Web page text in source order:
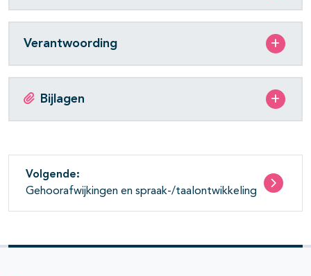
Verantwoording
Bijlagen
Volgende:
Gehoorafwijkingen en spraak-/taalontwikkeling